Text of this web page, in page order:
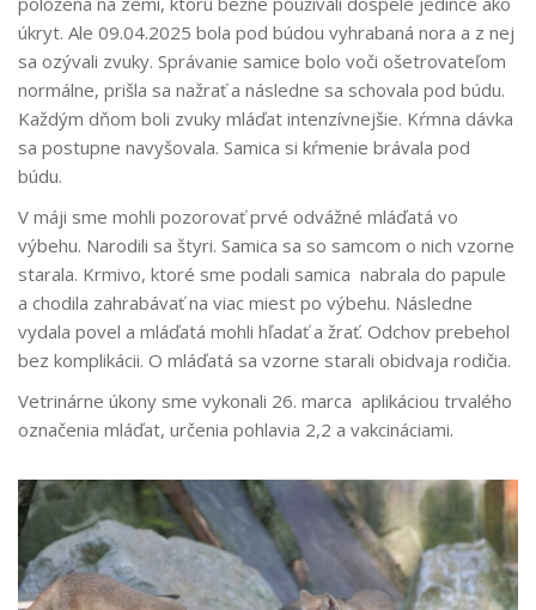
úkryt. Ale 09.04.2025 bola pod búdou vyhrabaná nora a z nej
sa ozývali zvuky. Správanie samice bolo voči ošetrovateľom
normálne, prišla sa nažrať a následne sa schovala pod búdu.
Každým dňom boli zvuky mláďat intenzívnejšie. Kŕmna dávka
sa postupne navyšovala. Samica si kŕmenie brávala pod
búdu.
V máji sme mohli pozorovať prvé odvážné mláďatá vo
výbehu. Narodili sa štyri. Samica sa so samcom o nich vzorne
starala. Krmivo, ktoré sme podali samica nabrala do papule
a chodila zahrabávať na viac miest po výbehu. Následne
vydala povel a mláďatá mohli hľadať a žrať. Odchov prebehol
bez komplikácii. O mláďatá sa vzorne starali obidvaja rodičia.
Vetrinárne úkony sme vykonali 26. marca aplikáciou trvalého
označenia mláďat, určenia pohlavia 2,2 a vakcináciami.